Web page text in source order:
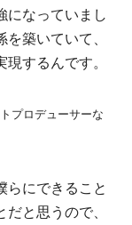
になっていまし
築いていて、
するんです。
プロデューサーな
らにできること
と思うので、